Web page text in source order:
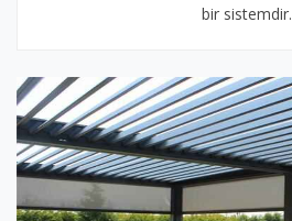
bir sistemdir.